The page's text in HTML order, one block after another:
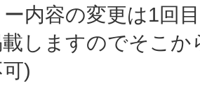
内容の変更は1回
しますのでそこ
)